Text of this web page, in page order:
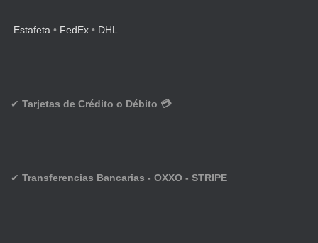
Estafeta • FedEx • DHL
✔ Tarjetas de Crédito o Débito 💳
✔ Transferencias Bancarias - OXXO - STRIPE